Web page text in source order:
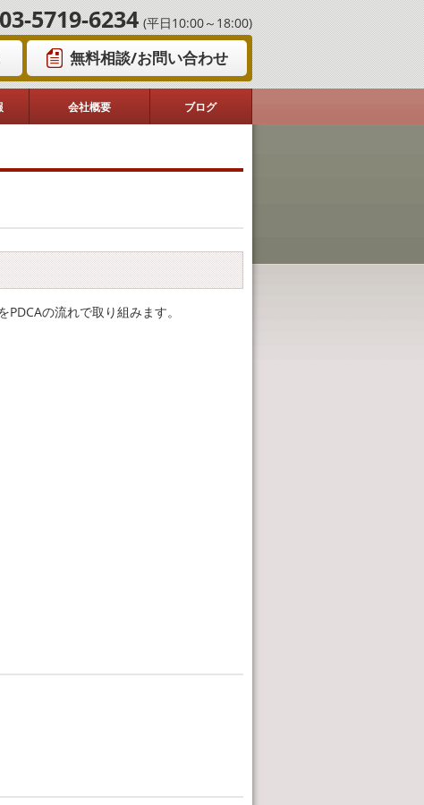
03-5719-6234 (平日10:00～18:00)
無料相談/お問い合わせ
会社概要 ブログ
の流れで取り組みます。